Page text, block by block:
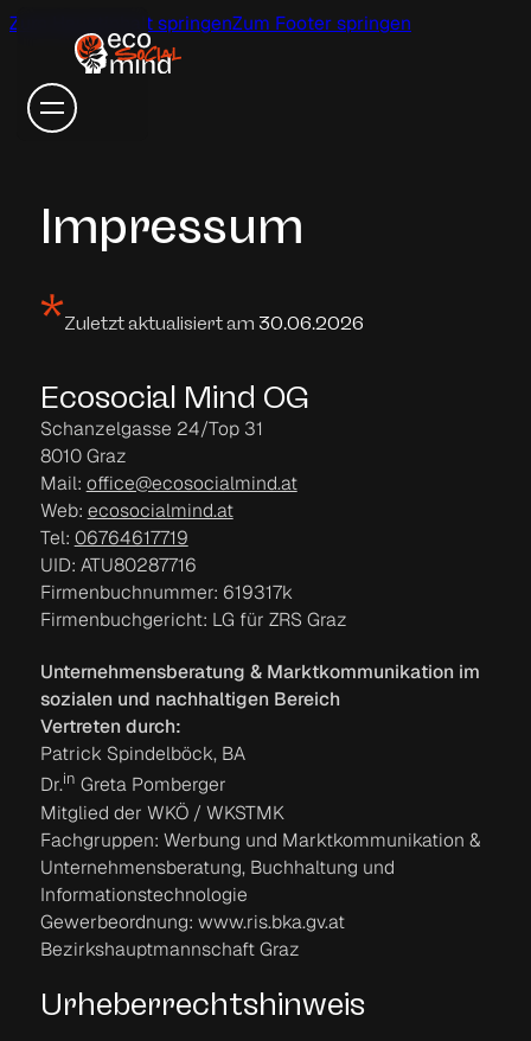
Zum Hauptinhalt springenZum Footer springen
Impressum
Zuletzt aktualisiert am 30.06.2026
Ecosocial Mind OG
Schanzelgasse 24/Top 31
8010 Graz
Mail: office@ecosocialmind.at
Web: ecosocialmind.at
Tel: 06764617719
UID: ATU80287716
Firmenbuchnummer: 619317k
Firmenbuchgericht: LG für ZRS Graz
Unternehmensberatung & Marktkommunikation im
sozialen und nachhaltigen Bereich
Vertreten durch:
Patrick Spindelböck, BA
Dr.in Greta Pomberger
Mitglied der WKÖ / WKSTMK
Fachgruppen: Werbung und Marktkommunikation &
Unternehmensberatung, Buchhaltung und
Informationstechnologie
Gewerbeordnung: www.ris.bka.gv.at
Bezirkshauptmannschaft Graz
Urheberrechtshinweis